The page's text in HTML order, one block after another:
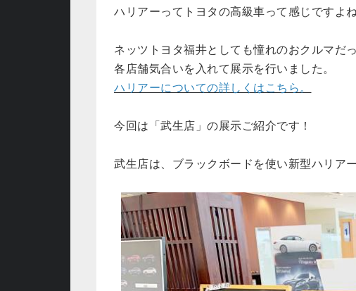
ハリアーってトヨタの高級車って感じですよね
ネッツトヨタ福井としても憧れのおクルマだ
各店舗気合いを入れて展示を行いました。
ハリアーについての詳しくはこちら。
今回は「武生店」の展示ご紹介です！
武生店は、ブラックボードを使い新型ハリア